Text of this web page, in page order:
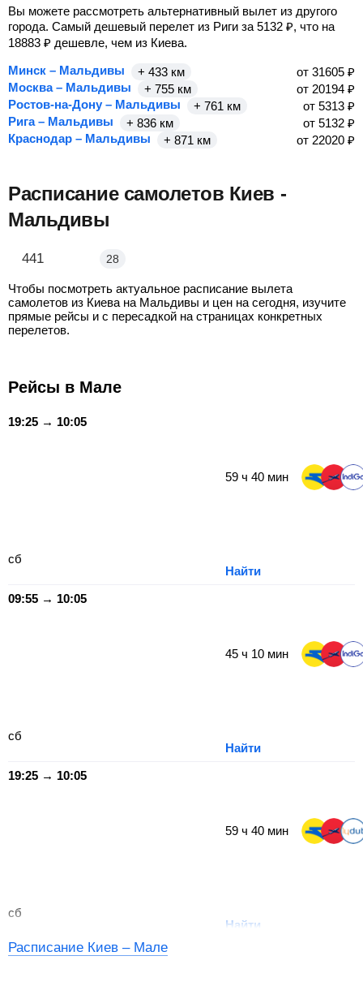
Вы можете рассмотреть альтернативный вылет из другого
города. Самый дешевый перелет из Риги за 5132 ₽, что на
18883 ₽ дешевле, чем из Киева.
Минск – Мальдивы
+ 433 км от 31605 ₽
Москва – Мальдивы
+ 755 км от 20194 ₽
Ростов-на-Дону – Мальдивы
+ 761 км от 5313 ₽
Рига – Мальдивы
+ 836 км от 5132 ₽
Краснодар – Мальдивы
+ 871 км от 22020 ₽
Расписание самолетов Киев -
Мальдивы
Киев - Мале
441 28
Чтобы посмотреть актуальное расписание вылета
самолетов из Киева на Мальдивы и цен на сегодня, изучите
прямые рейсы и с пересадкой на страницах конкретных
перелетов.
Рейсы в Мале
19:25 → 10:05
59 ч 40 мин
сб
Найти
09:55 → 10:05
45 ч 10 мин
сб
Найти
19:25 → 10:05
59 ч 40 мин
сб
Найти
Расписание Киев – Мале